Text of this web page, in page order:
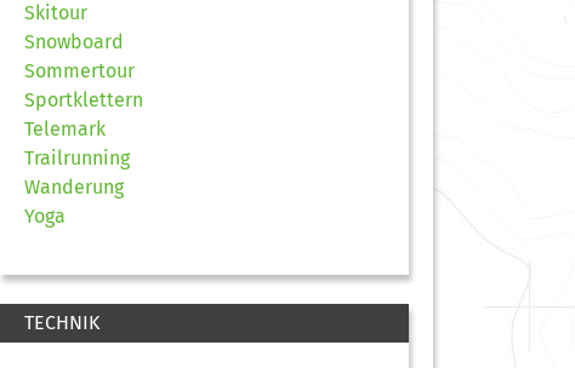
Skitour
Snowboard
Sommertour
Sportklettern
Telemark
Trailrunning
Wanderung
Yoga
TECHNIK